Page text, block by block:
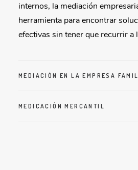
internos, la mediación
herramienta para encontrar
efectivas sin tener que recurrir a
MEDIACIÓN EN LA EMPRESA
MEDICACIÓN MERCANTIL